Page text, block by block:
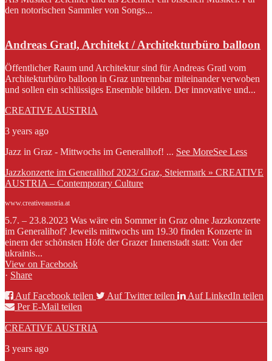
den notorischen Sammler von Songs...
Andreas Gratl, Architekt / Architekturbüro balloon
Öffentlicher Raum und Architektur sind für Andreas Gratl vom
Architekturbüro balloon in Graz untrennbar miteinander verwoben
und sollen ein schlüssiges Ensemble bilden. Der innovative und...
CREATIVE AUSTRIA
3 years ago
Jazz in Graz - Mittwochs im Generalihof! ... See MoreSee Less
Jazzkonzerte im Generalihof 2023/ Graz, Steiermark » CREATIVE
AUSTRIA – Contemporary Culture
www.creativeaustria.at
5.7. – 23.8.2023 Was wäre ein Sommer in Graz ohne Jazzkonzerte
im Generalihof? Jeweils mittwochs um 19.30 finden Konzerte in
einem der schönsten Höfe der Grazer Innenstadt statt: Von der
ukrainis...
View on Facebook
· Share
Auf Facebook teilen
Auf Twitter teilen
Auf LinkedIn teilen
Per E-Mail teilen
CREATIVE AUSTRIA
3 years ago